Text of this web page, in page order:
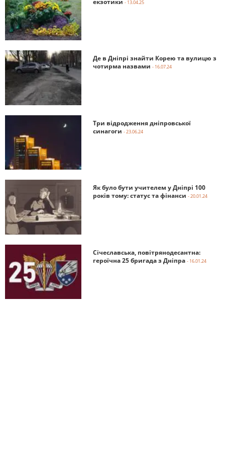
- 13.04.25
Де в Дніпрі знайти Корею та вулицю з
чотирма назвами - 16.07.24
Три відродження дніпровської
синагоги - 23.06.24
Як було бути учителем у Дніпрі 100
років тому: статус та фінанси - 20.01.24
Січеславська, повітрянодесантна:
героїчна 25 бригада з Дніпра - 16.01.24